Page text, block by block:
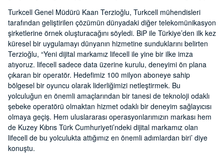
Turkcell Genel Müdürü Kaan Terzioğlu, Turkcell mühendisleri
tarafından geliştirilen çözümün dünyadaki diğer telekomünikasyon
şirketlerine örnek oluşturacağını söyledi. BiP ile Türkiye’den ilk kez
küresel bir uygulamayı dünyanın hizmetine sunduklarını belirten
Terzioğlu, “Yeni dijital markamız lifecell ile yine bir ilke imza
atıyoruz. lifecell sadece data üzerine kurulu, deneyimi ön plana
çıkaran bir operatör. Hedefimiz 100 milyon aboneye sahip
bölgesel bir oyuncu olarak liderliğimizi netleştirmek. Bu
yolculuğun en önemli amaçlarından bir tanesi de teknoloji odaklı
şebeke operatörü olmaktan hizmet odaklı bir deneyim sağlayıcısı
olmaya geçiş. Hem uluslararası operasyonlarımızın markası hem
de Kuzey Kıbrıs Türk Cumhuriyeti’ndeki dijital markamız olan
lifecell de bu yolculukta attığımız en önemli adımlardan biri’ diye
konuştu.